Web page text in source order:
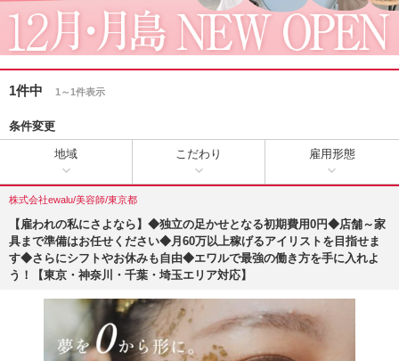
1件中 1～1件表示
条件変更
地域 こだわり 雇用形態
株式会社ewalu/美容師/東京都
【雇われの私にさよなら】◆独立の足かせとなる初期費用0円◆店舗～家
具まで準備はお任せください◆月60万以上稼げるアイリストを目指せま
す◆さらにシフトやお休みも自由◆エワルで最強の働き方を手に入れよ
う！【東京・神奈川・千葉・埼玉エリア対応】